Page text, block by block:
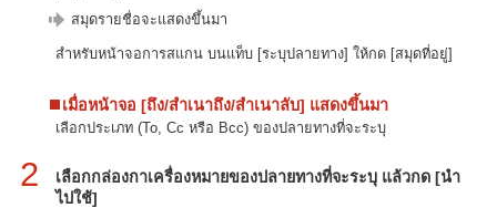
สมุดรายชื่อจะแสดงขึ้นมา
สำหรับหน้าจอการสแกน บนแท็บ [ระบุปลายทาง] ให้กด [สมุดที่อยู่]
เมื่อหน้าจอ [ถึง/สำเนาถึง/สำเนาลับ] แสดงขึ้นมา
เลือกประเภท (To, Cc หรือ Bcc) ของปลายทางที่จะระบุ
2
เลือกกล่องกาเครื่องหมายของปลายทางที่จะระบุ แล้วกด [นำ
ไปใช้]